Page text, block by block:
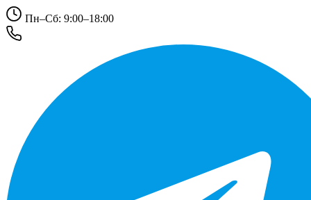
Пн–Сб: 9:00–18:00